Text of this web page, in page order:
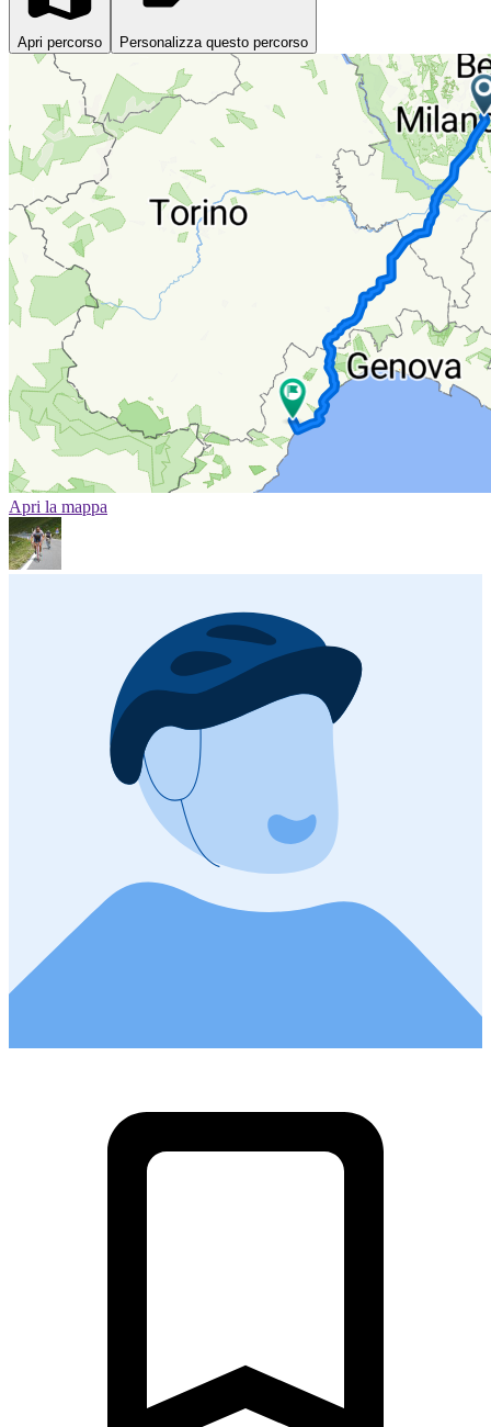
Apri percorso Personalizza questo percorso
Apri la mappa